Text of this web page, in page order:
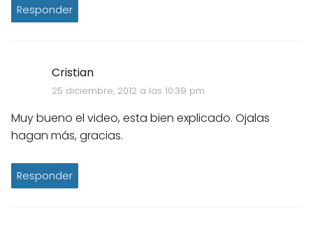
Responder
Cristian
25 diciembre, 2012 a las 10:39 pm
Muy bueno el video, esta bien explicado. Ojalas
hagan más, gracias.
Responder